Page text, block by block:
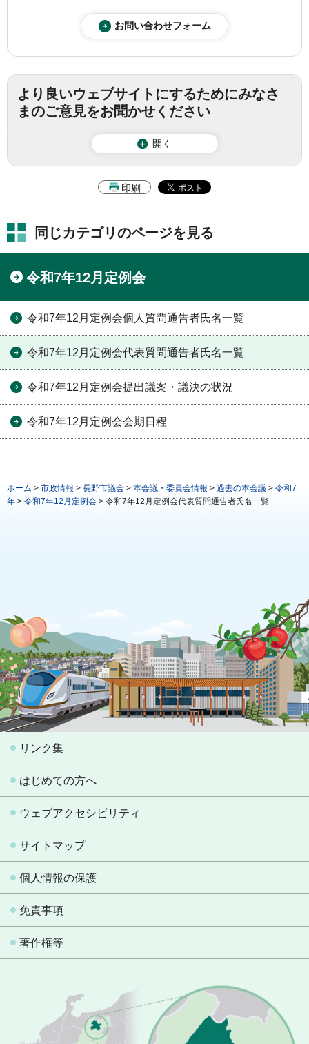
より良いウェブサイトにするためにみなさ
まのご意見をお聞かせください
開く
印刷
同じカテゴリのページを見る
令和7年12月定例会
令和7年12月定例会個人質問通告者氏名一覧
令和7年12月定例会代表質問通告者氏名一覧
令和7年12月定例会提出議案・議決の状況
令和7年12月定例会会期日程
ホーム > 市政情報 > 長野市議会 > 本会議・委員会情報 > 過去の本会議 > 令和7
年 > 令和7年12月定例会 > 令和7年12月定例会代表質問通告者氏名一覧
リンク集
はじめての方へ
ウェブアクセシビリティ
サイトマップ
個人情報の保護
免責事項
著作権等